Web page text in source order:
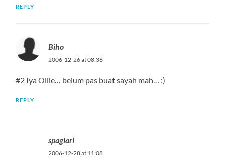
REPLY
Biho
2006-12-26 at 08:36
#2 Iya Ollie… belum pas buat sayah mah… :)
REPLY
spagiari
2006-12-28 at 11:08